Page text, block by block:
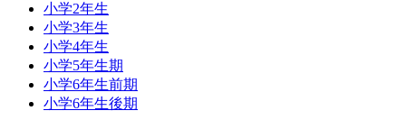
小学2年生
小学3年生
小学4年生
小学5年生期
小学6年生前期
小学6年生後期